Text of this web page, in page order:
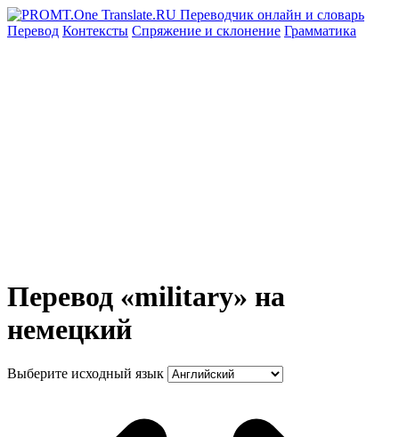
Перевод Контексты Спряжение и склонение Грамматика
Перевод «military» на
немецкий
Выберите исходный язык